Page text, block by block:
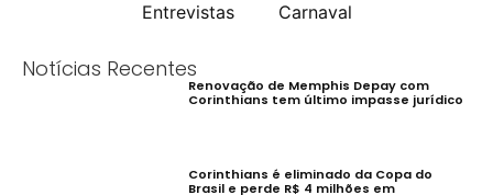
Entrevistas Carnaval
Notícias Recentes
Renovação de Memphis Depay com
Corinthians tem último impasse jurídico
Corinthians é eliminado da Copa do
Brasil e perde R$ 4 milhões em